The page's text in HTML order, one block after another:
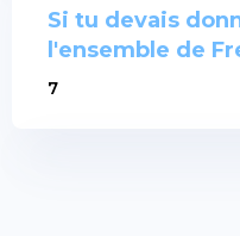
Si tu devais
l'ensemble de
7